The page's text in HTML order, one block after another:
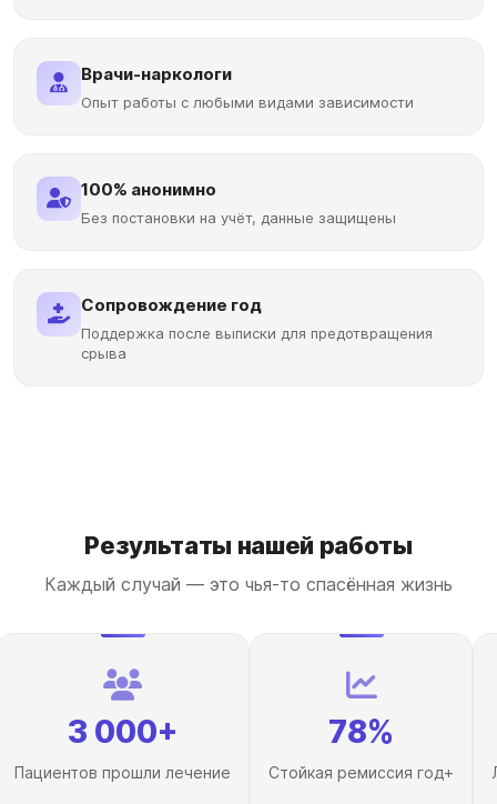
Врачи-наркологи
Опыт работы с любыми видами зависимости
100% анонимно
Без постановки на учёт, данные защищены
Сопровождение год
Поддержка после выписки для предотвращения
срыва
Результаты нашей работы
Каждый случай — это чья-то спасённая жизнь
3 000+
Пациентов прошли лечение
78%
Стойкая ремиссия год+